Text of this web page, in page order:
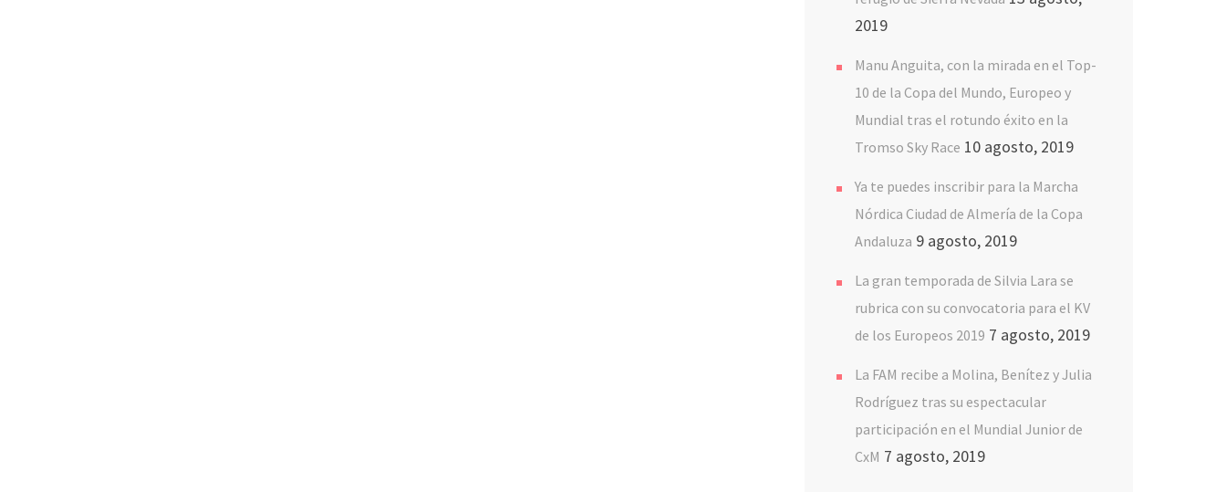
2019
Manu Anguita, con la mirada en el Top-
10 de la Copa del Mundo, Europeo y
Mundial tras el rotundo éxito en la
Tromso Sky Race 10 agosto, 2019
Ya te puedes inscribir para la Marcha
Nórdica Ciudad de Almería de la Copa
Andaluza 9 agosto, 2019
La gran temporada de Silvia Lara se
rubrica con su convocatoria para el KV
de los Europeos 2019 7 agosto, 2019
La FAM recibe a Molina, Benítez y Julia
Rodríguez tras su espectacular
participación en el Mundial Junior de
CxM 7 agosto, 2019